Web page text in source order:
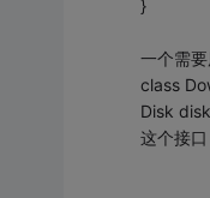
}
一个需
class
Disk
这个接口